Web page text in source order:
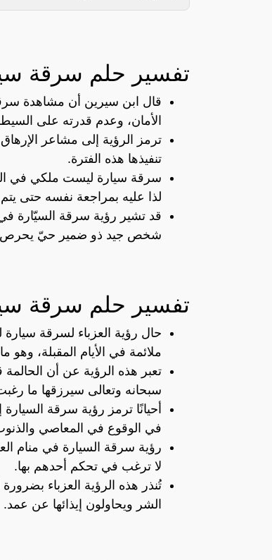
تفسير حلم سرقة
قال ابن سيرين أن مشاهدة
الأمان، وعدم قدرته على
ترمز الرؤية إلى مشاعر
تنفيذها هذه الفترة.
سرقة سيارة ليست ملكي في
لذا عليه بمراجعة نفسه حتى
قد تشير رؤية سرقة السيّارة
شخص جيد ذو ضمير حيّ
تفسير حلم سرقة
حال رؤية العزباء لسرقة
ملائمة في الأيام المقبلة،
تعبر هذه الرؤية عن أن
سبحانه وتعالى سيرزقها ما
أحيانًا ترمز رؤية سرقة السيارة
في الوقوع في المعاصي
رؤية سرقة السيارة في منام
لا ترغب في تحكم أحدهم بها.
تُنذر هذه الرؤية العزباء
الشر ويحاولون إيذائها عن عمد.